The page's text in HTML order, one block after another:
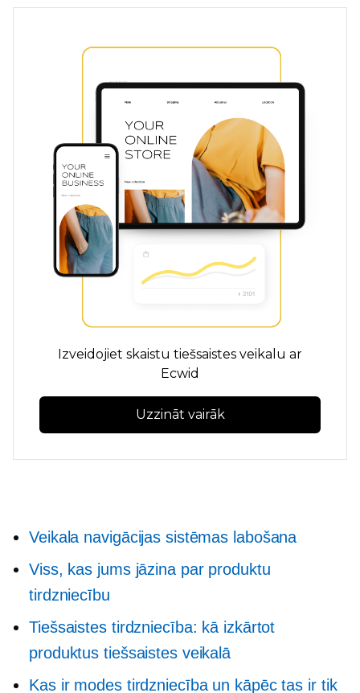
Izveidojiet skaistu tiešsaistes veikalu ar
Ecwid
Uzzināt vairāk
Veikala navigācijas sistēmas labošana
Viss, kas jums jāzina par produktu
tirdzniecību
Tiešsaistes tirdzniecība: kā izkārtot
produktus tiešsaistes veikalā
Kas ir modes tirdzniecība un kāpēc tas ir tik